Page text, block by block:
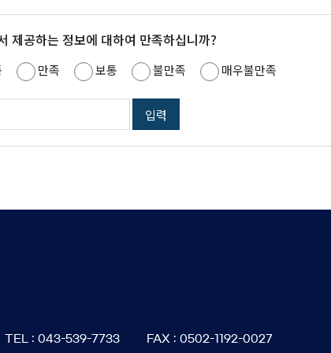
제공하는 정보에 대하여 만족하십니까?
만족 보통 불만족 매우불만족
TEL : 043-539-7733 FAX : 0502-1192-0027